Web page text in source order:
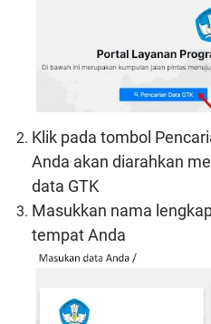
Klik pada tombol
Anda akan diarahkan
data GTK
Masukkan nama
tempat Anda